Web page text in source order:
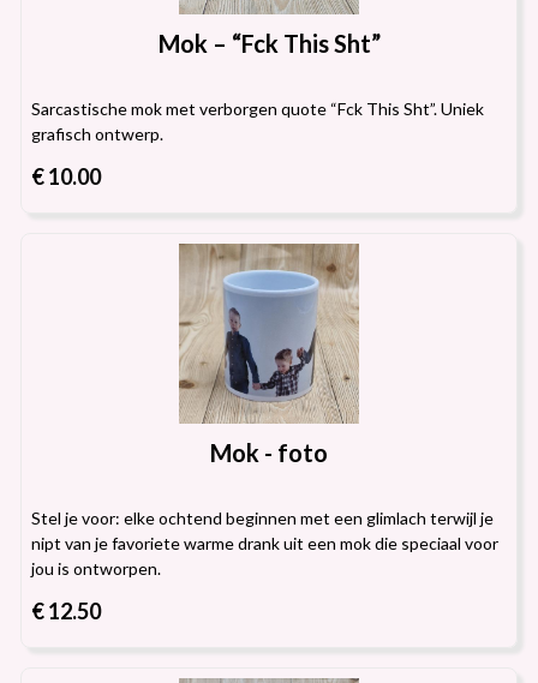
Mok – “Fck This Sht”
Sarcastische mok met verborgen quote “Fck This Sht”. Uniek
grafisch ontwerp.
€ 10.00
Mok - foto
Stel je voor: elke ochtend beginnen met een glimlach terwijl je
nipt van je favoriete warme drank uit een mok die speciaal voor
jou is ontworpen.
€ 12.50